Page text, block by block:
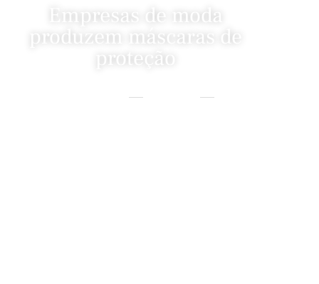
Empresas de moda
produzem máscaras de
proteção